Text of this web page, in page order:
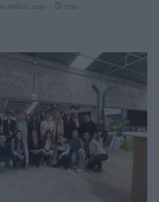
16 Μαΐου, 2025 11:20